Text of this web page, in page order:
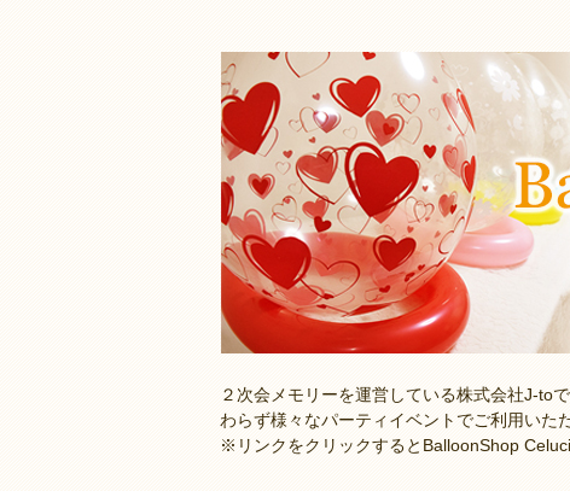
２次会メモリーを運営している株式会社J-to
わらず様々なパーティイベントでご利用いた
※リンクをクリックするとBalloonShop